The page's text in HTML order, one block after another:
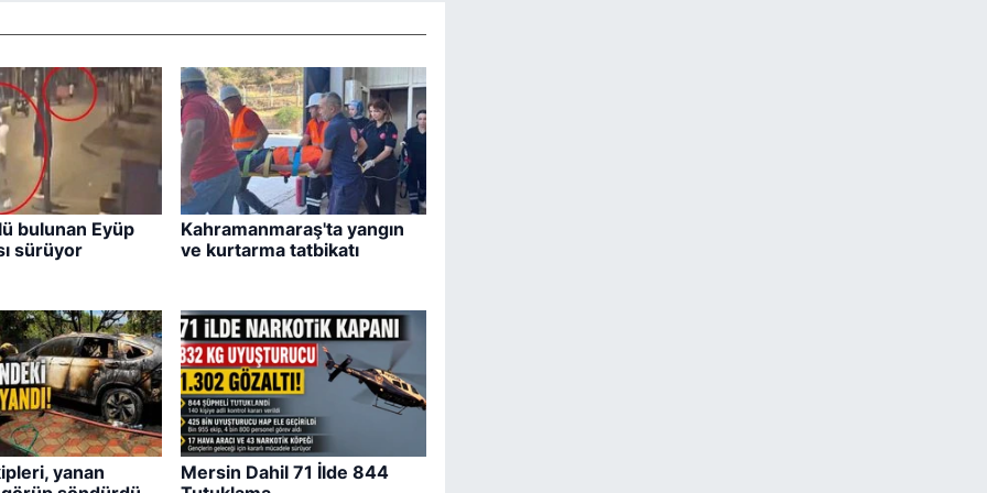
bulunan Eyüp
sürüyor
Kahramanmaraş'ta yangın
ve kurtarma tatbikatı
yanan
Mersin Dahil 71 İlde 844